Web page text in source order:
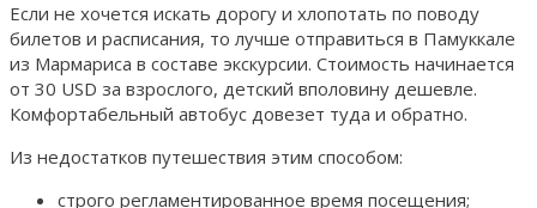
Если не хочется искать дорогу и хлопотать по поводу
билетов и расписания, то лучше отправиться в Памуккале
из Мармариса в составе экскурсии. Стоимость начинается
от 30 USD за взрослого, детский вполовину дешевле.
Комфортабельный автобус довезет туда и обратно.
Из недостатков путешествия этим способом:
строго регламентированное время посещения;